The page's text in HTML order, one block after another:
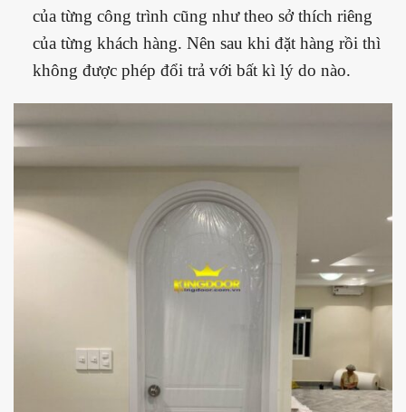
của từng công trình cũng như theo sở thích riêng
của từng khách hàng. Nên sau khi đặt hàng rồi thì
không được phép đổi trả với bất kì lý do nào.